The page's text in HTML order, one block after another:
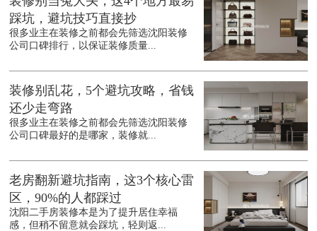
踩坑，避坑技巧直接抄
很多业主在装修之前都会先筛选沈阳装修
公司口碑排行，以保证装修质量...
装修别乱花，5个避坑攻略，省钱
还少走弯路
很多业主在装修之前都会先筛选沈阳装修
公司口碑最好的是哪家，装修就...
老房翻新避坑指南，这3个核心雷
区，90%的人都踩过
沈阳二手房装修本是为了提升居住幸福
感，但稍不留意就会踩坑，轻则返...